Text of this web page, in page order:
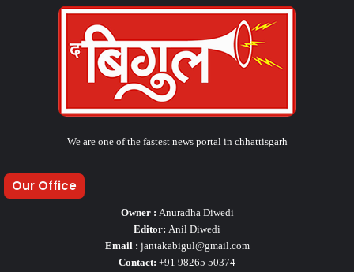
We are one of the fastest news portal in chhattisgarh
Our Office
Owner : Anuradha Diwedi
Editor: Anil Diwedi
Email : jantakabigul@gmail.com
Contact: +91 98265 50374